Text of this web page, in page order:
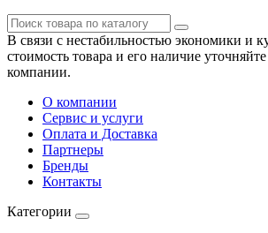
В связи с нестабильностью экономики и
стоимость товара и его наличие
компании.
О компании
Сервис и услуги
Оплата и Доставка
Партнеры
Бренды
Контакты
Категории